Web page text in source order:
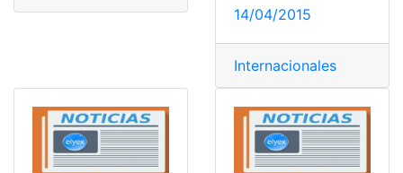
14/04/2015
Internacionales